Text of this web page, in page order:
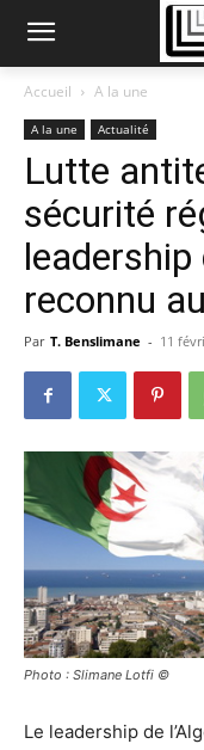
Accueil A la une
A la une Actualité
Lutte
sécurité
leadership
reconnu
Par T. Benslimane - 11
Photo : Slimane Lotfi ©
Le leadership de